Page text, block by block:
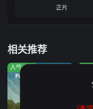
正片
相关推荐
人气:185